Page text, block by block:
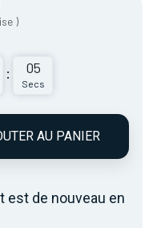
)
: 05
Secs
AU PANIER
est de nouveau en